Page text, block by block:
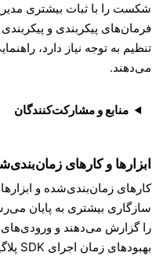
شکست را با ثبات بیشتری
فرمان‌های پیکربندی و پیکربندی Gateway
تنظیم به توجه نیاز دارد،
می‌دهند.
منابع و مشارکت‌کنندگان
ابزارها و کارهای
کارهای زمان‌بندی‌شده و
سازگاری بیشتری به پایان
را گزارش می‌دهند و
بهبودهای زمان اجرای SDK پلاگین